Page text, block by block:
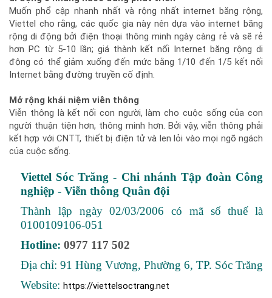
Muốn phổ cập nhanh nhất và rộng nhất internet băng rộng,
Viettel cho rằng, các quốc gia này nên dựa vào internet băng
rộng di động bởi điện thoại thông minh ngày càng rẻ và sẽ rẻ
hơn PC từ 5-10 lần; giá thành kết nối Internet băng rộng di
động có thể giảm xuống đến mức bằng 1/10 đến 1/5 kết nối
Internet bằng đường truyền cố định.
Mở rộng khái niệm viễn thông
Viễn thông là kết nối con người, làm cho cuộc sống của con
người thuận tiện hơn, thông minh hơn. Bởi vậy, viễn thông phải
kết hợp với CNTT, thiết bị điện tử và len lỏi vào mọi ngõ ngách
của cuộc sống.
Viettel Sóc Trăng - Chi nhánh Tập đoàn Công
nghiệp - Viễn thông Quân đội
Thành lập ngày 02/03/2006 có mã số thuế là
0100109106-051
Hotline: 0977 117 502
Địa chỉ: 91 Hùng Vương, Phường 6, TP. Sóc Trăng
Website: https://viettelsoctrang.net